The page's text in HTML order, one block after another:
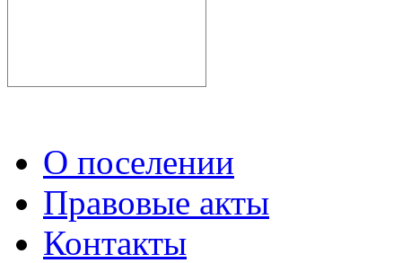
О поселении
Правовые акты
Контакты